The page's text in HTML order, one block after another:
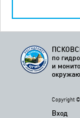
по
и
Copyright
Вход